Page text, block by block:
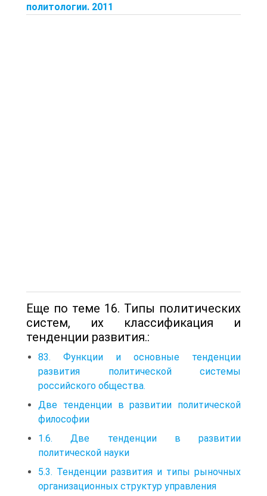
политологии. 2011
Еще по теме 16. Типы политических
систем, их классификация и
тенденции развития.:
83. Функции и основные тенденции
развития политической системы
российского общества.
Две тенденции в развитии политической
философии
1.6. Две тенденции в развитии
политической науки
5.3. Тенденции развития и типы рыночных
организационных структур управления